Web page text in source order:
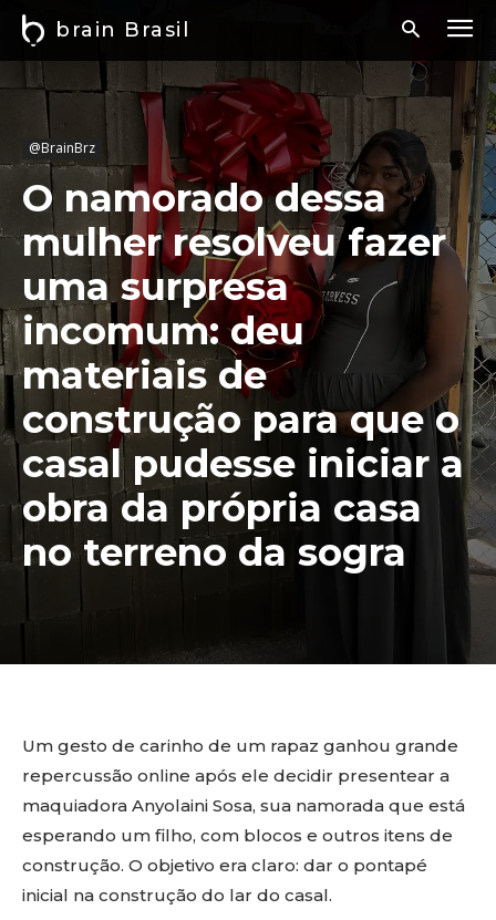
brain Brasil
@BrainBrz
O namorado dessa
mulher resolveu fazer
uma surpresa
incomum: deu
materiais de
construção para que o
casal pudesse iniciar a
obra da própria casa
no terreno da sogra
Um gesto de carinho de um rapaz ganhou grande
repercussão online após ele decidir presentear a
maquiadora Anyolaini Sosa, sua namorada que está
esperando um filho, com blocos e outros itens de
construção. O objetivo era claro: dar o pontapé
inicial na construção do lar do casal.